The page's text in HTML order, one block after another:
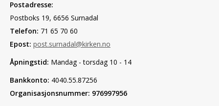
Postadresse:
Postboks 19, 6656 Surnadal
Telefon: 71 65 70 60
Epost: post.surnadal@kirken.no
Åpningstid: Mandag - torsdag 10 - 14
Bankkonto: 4040.55.87256
Organisasjonsnummer: 976997956